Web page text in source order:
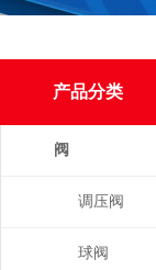
产品分类
阀
调压阀
球阀